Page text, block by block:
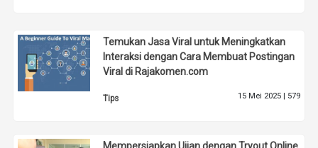
Temukan Jasa Viral untuk Meningkatkan
Interaksi dengan Cara Membuat Postingan
Viral di Rajakomen.com
Tips 15 Mei 2025 | 579
Mempersiapkan Ujian dengan Tryout Online